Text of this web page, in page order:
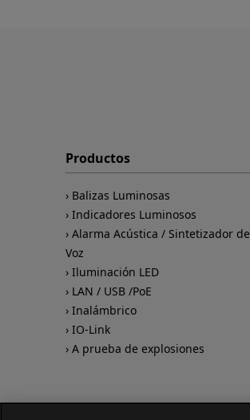
Productos
Balizas Luminosas
Indicadores Luminosos
Alarma Acústica / Sintetizador de
Voz
Iluminación LED
LAN / USB /PoE
Inalámbrico
IO-Link
A prueba de explosiones